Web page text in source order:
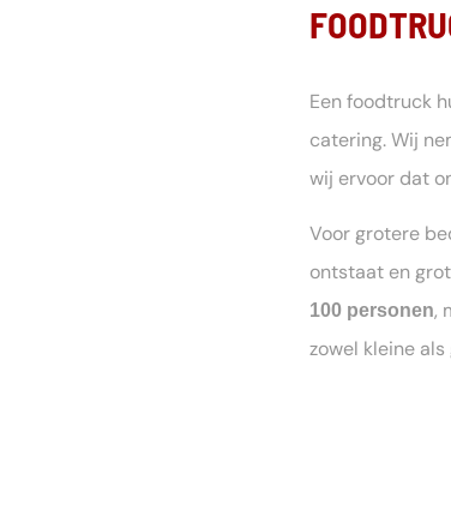
Een foodtruck
catering. Wij
wij ervoor dat
Voor grotere
ontstaat en
100 personen,
zowel kleine